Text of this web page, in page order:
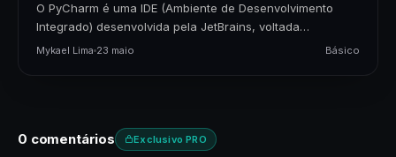
O PyCharm é uma IDE (Ambiente de Desenvolvimento
Integrado) desenvolvida pela JetBrains, voltada
principalmente para quem programa em Python. Uma IDE
Mykael Lima 23 maio Básico
0 comentários Exclusivo PRO